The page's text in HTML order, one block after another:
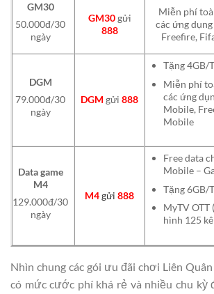
GM30
50.000đ/30
ngày
GM30gửi
888
Miễn phí
các ứng
Freefire,
DGM
79.000đ/30
ngày
DGM gửi 888
Tặng 4GB/
Miễn phí
các ứng
Mobile,
Mobile
Data game
M4
129.000đ/30
ngày
M4gửi 888
Free data
Mobile –
Tặng 6GB/
MyTV OTT
hình 125
Nhìn chung các gói ưu đãi chơi Liên
có mức cước phí khá rẻ và nhiều chu kỳ